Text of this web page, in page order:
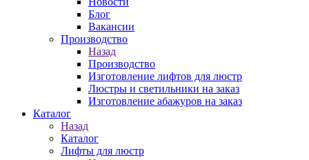
Блог
Вакансии
Производство
Назад
Производство
Изготовление лифтов для люстр
Люстры и светильники на заказ
Изготовление абажуров на заказ
Каталог
Назад
Каталог
Лифты для люстр